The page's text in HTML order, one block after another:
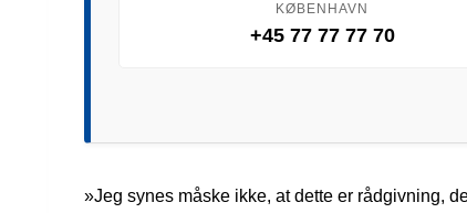
KØBENHAVN
+45 77 77 77 70
»Jeg synes måske ikke, at dette er rådgivning,